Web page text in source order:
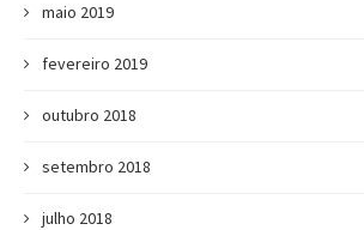
maio 2019
fevereiro 2019
outubro 2018
setembro 2018
julho 2018